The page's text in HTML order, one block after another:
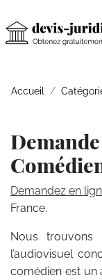
Accueil
Demandez en
France.
Nous
l’audiovisuel
comédien est un